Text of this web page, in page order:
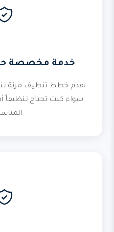
خدمة مخصصة
نقدم خطط تنظيف مرنة
سواء كنت تحتاج تنظيفاً